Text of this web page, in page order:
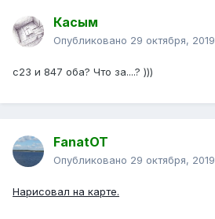
Касым
Опубликовано 29 октября, 2019
с23 и 847 оба? Что за....? )))
FanatOT
Опубликовано 29 октября, 2019
Нарисовал на карте.